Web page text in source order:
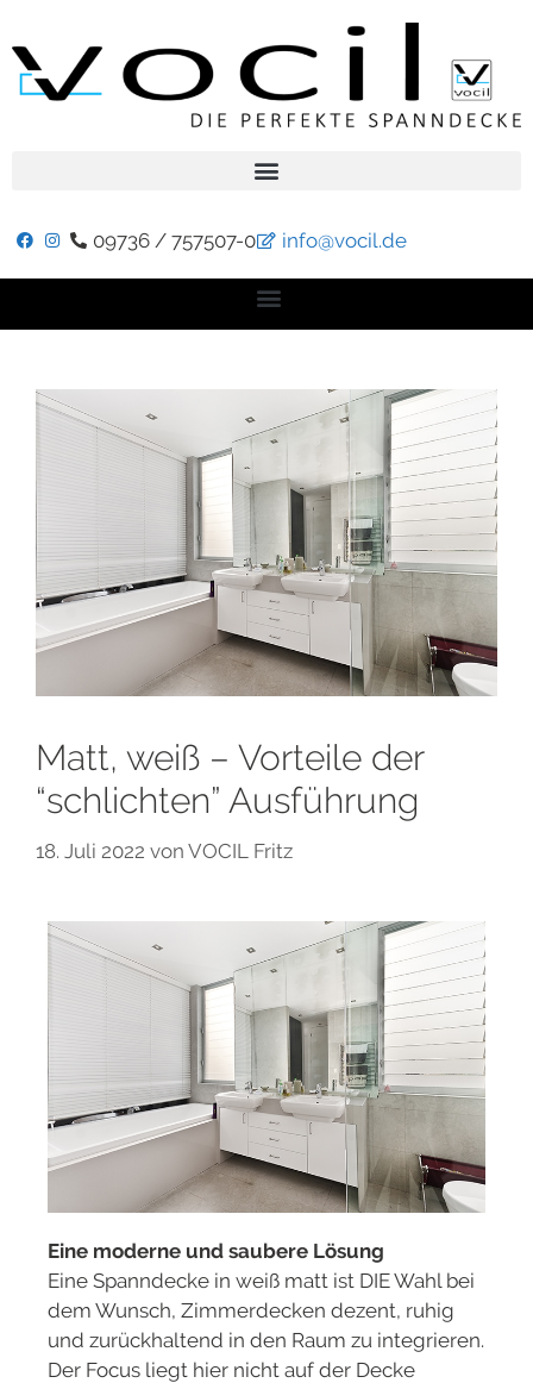
09736 / 757507-0 info@vocil.de
Matt, weiß – Vorteile der
“schlichten” Ausführung
18. Juli 2022 von VOCIL Fritz
Eine moderne und saubere Lösung
Eine Spanndecke in weiß matt ist DIE Wahl bei
dem Wunsch, Zimmerdecken dezent, ruhig
und zurückhaltend in den Raum zu integrieren.
Der Focus liegt hier nicht auf der Decke